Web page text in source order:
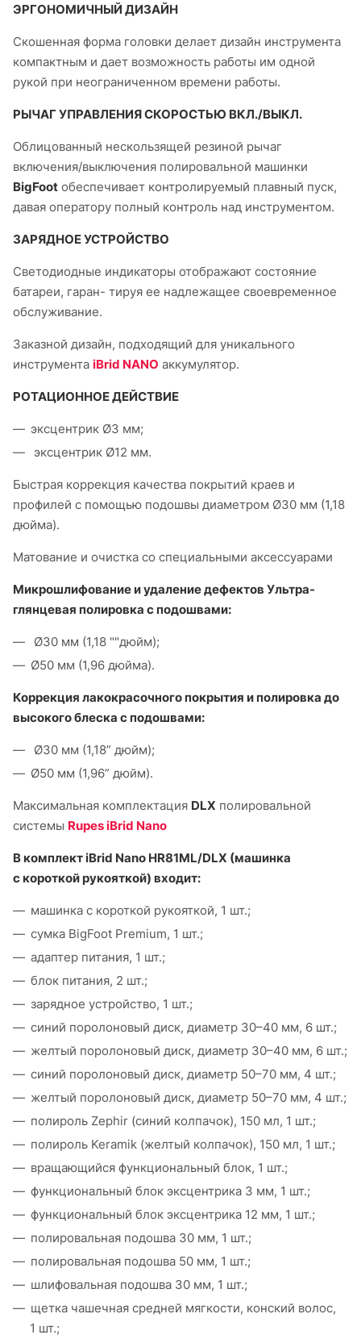
ЭРГОНОМИЧНЫЙ ДИЗАЙН
Скошенная форма головки делает дизайн инструмента
компактным и дает возможность работы им одной
рукой при неограниченном времени работы.
РЫЧАГ УПРАВЛЕНИЯ СКОРОСТЬЮ ВКЛ./ВЫКЛ.
Облицованный нескользящей резиной рычаг
включения/выключения полировальной машинки
BigFoot обеспечивает контролируемый плавный пуск,
давая оператору полный контроль над инструментом.
ЗАРЯДНОЕ УСТРОЙСТВО
Светодиодные индикаторы отображают состояние
батареи, гаран- тируя ее надлежащее своевременное
обслуживание.
Заказной дизайн, подходящий для уникального
инструмента iBrid NANO аккумулятор.
РОТАЦИОННОЕ ДЕЙСТВИЕ
эксцентрик Ø3 мм;
эксцентрик Ø12 мм.
Быстрая коррекция качества покрытий краев и
профилей с помощью подошвы диаметром Ø30 мм (1,18
дюйма).
Матование и очистка со специальными аксессуарами
Микрошлифование и удаление дефектов Ультра-
глянцевая полировка с подошвами:
Ø30 мм (1,18 ""дюйм);
Ø50 мм (1,96 дюйма).
Коррекция лакокрасочного покрытия и полировка до
высокого блеска с подошвами:
Ø30 мм (1,18” дюйм);
Ø50 мм (1,96” дюйм).
Максимальная комплектация DLX полировальной
системы Rupes iBrid Nano
В комплект iBrid Nano HR81ML/DLX (машинка
с короткой рукояткой) входит:
машинка с короткой рукояткой, 1 шт.;
сумка BigFoot Premium, 1 шт.;
адаптер питания, 1 шт.;
блок питания, 2 шт.;
зарядное устройство, 1 шт.;
синий поролоновый диск, диаметр 30–40 мм, 6 шт.;
желтый поролоновый диск, диаметр 30–40 мм, 6 шт.;
синий поролоновый диск, диаметр 50–70 мм, 4 шт.;
желтый поролоновый диск, диаметр 50–70 мм, 4 шт.;
полироль Zephir (синий колпачок), 150 мл, 1 шт.;
полироль Keramik (желтый колпачок), 150 мл, 1 шт.;
вращающийся функциональный блок, 1 шт.;
функциональный блок эксцентрика 3 мм, 1 шт.;
функциональный блок эксцентрика 12 мм, 1 шт.;
полировальная подошва 30 мм, 1 шт.;
полировальная подошва 50 мм, 1 шт.;
шлифовальная подошва 30 мм, 1 шт.;
щетка чашечная средней мягкости, конский волос,
1 шт.;